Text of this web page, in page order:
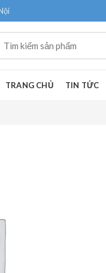
TRANG CHỦ TIN TỨC